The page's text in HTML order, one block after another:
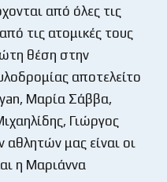
από όλες τις
τις ατομικές τους
θέση στην
αποτελείτο
Μαρία Σάββα,
Γιώργος
μας είναι οι
η Μαριάννα